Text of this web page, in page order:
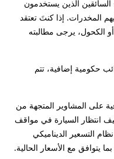
السائقين الذين يستخدمون
المخدرات. إذا كنتَ تعتقد
الكحول، يرجى مطالبته
حكومية إضافية، تتم
على المشاوير المتجهة من
انتظار السيارة في مواقف
التسعير الديناميكي
يتوافق مع الأسعار الحالية.